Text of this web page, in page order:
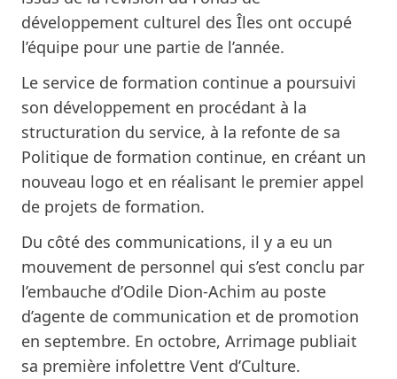
développement culturel des Îles ont occupé
l’équipe pour une partie de l’année.
Le service de formation continue a poursuivi
son développement en procédant à la
structuration du service, à la refonte de sa
Politique de formation continue, en créant un
nouveau logo et en réalisant le premier appel
de projets de formation.
Du côté des communications, il y a eu un
mouvement de personnel qui s’est conclu par
l’embauche d’Odile Dion-Achim au poste
d’agente de communication et de promotion
en septembre. En octobre, Arrimage publiait
sa première infolettre Vent d’Culture.